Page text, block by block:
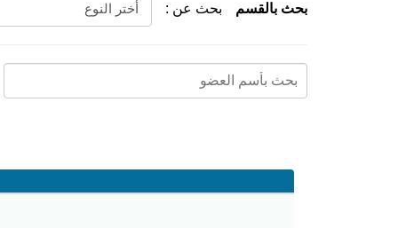
بحث بالقسم بحث عن :